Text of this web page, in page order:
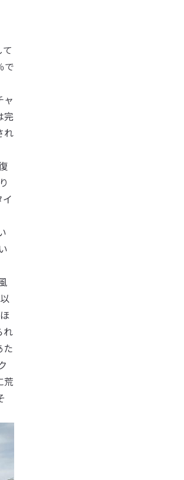
で
ャ
完
れ
れ
た
荒